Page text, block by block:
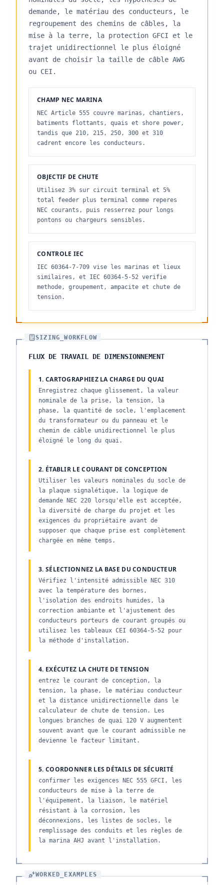
demande, le matériau des conducteurs, le
regroupement des chemins de câbles, la
mise à la terre, la protection GFCI et le
trajet unidirectionnel le plus éloigné
avant de choisir la taille de câble AWG
ou CEI.
CHAMP NEC MARINA
NEC Article 555 couvre marinas, chantiers,
batiments flottants, quais et shore power,
tandis que 210, 215, 250, 300 et 310
cadrent encore les conducteurs.
OBJECTIF DE CHUTE
Utilisez 3% sur circuit terminal et 5%
total feeder plus terminal comme reperes
NEC courants, puis resserrez pour longs
pontons ou chargeurs sensibles.
CONTROLE IEC
IEC 60364-7-709 vise les marinas et lieux
similaires, et IEC 60364-5-52 verifie
methode, groupement, ampacite et chute de
tension.
SIZING_WORKFLOW
FLUX DE TRAVAIL DE DIMENSIONNEMENT
1. CARTOGRAPHIEZ LA CHARGE DU QUAI
Enregistrez chaque glissement, la valeur
nominale de la prise, la tension, la
phase, la quantité de socle, l'emplacement
du transformateur ou du panneau et le
chemin de câble unidirectionnel le plus
éloigné le long du quai.
2. ÉTABLIR LE COURANT DE CONCEPTION
Utiliser les valeurs nominales du socle de
la plaque signalétique, la logique de
demande NEC 220 lorsqu'elle est acceptée,
la diversité de charge du projet et les
exigences du propriétaire avant de
supposer que chaque prise est complètement
chargée en même temps.
3. SÉLECTIONNEZ LA BASE DU CONDUCTEUR
Vérifiez l'intensité admissible NEC 310
avec la température des bornes,
l'isolation des endroits humides, la
correction ambiante et l'ajustement des
conducteurs porteurs de courant groupés ou
utilisez les tableaux CEI 60364-5-52 pour
la méthode d'installation.
4. EXÉCUTEZ LA CHUTE DE TENSION
entrez le courant de conception, la
tension, la phase, le matériau conducteur
et la distance unidirectionnelle dans le
calculateur de chute de tension. Les
longues branches de quai 120 V augmentent
souvent avant que le courant admissible ne
devienne le facteur limitant.
5. COORDONNER LES DÉTAILS DE SÉCURITÉ
confirmer les exigences NEC 555 GFCI, les
conducteurs de mise à la terre de
l'équipement, la liaison, le matériel
résistant à la corrosion, les
déconnexions, les listes de socles, le
remplissage des conduits et les règles de
la marina AHJ avant l'installation.
WORKED_EXAMPLES